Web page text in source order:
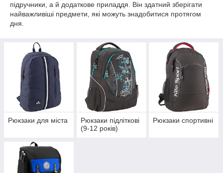
підручники, а й додаткове приладдя. Він здатний зберігати
найважливіші предмети, які можуть знадобитися протягом
дня.
Рюкзаки для міста
Рюкзаки підліткові
(9-12 років)
Рюкзаки спортивні